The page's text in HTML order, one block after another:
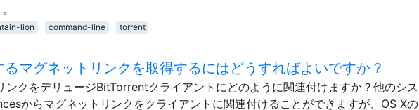
lion command-line torrent
マグネットリンクを取得するにはどうすればよいですか？
ンクをデリュージBitTorrentクライアントにどのように関連付けますか？他のシス
からマグネットリンクをクライアントに関連付けることができますが、OS Xの